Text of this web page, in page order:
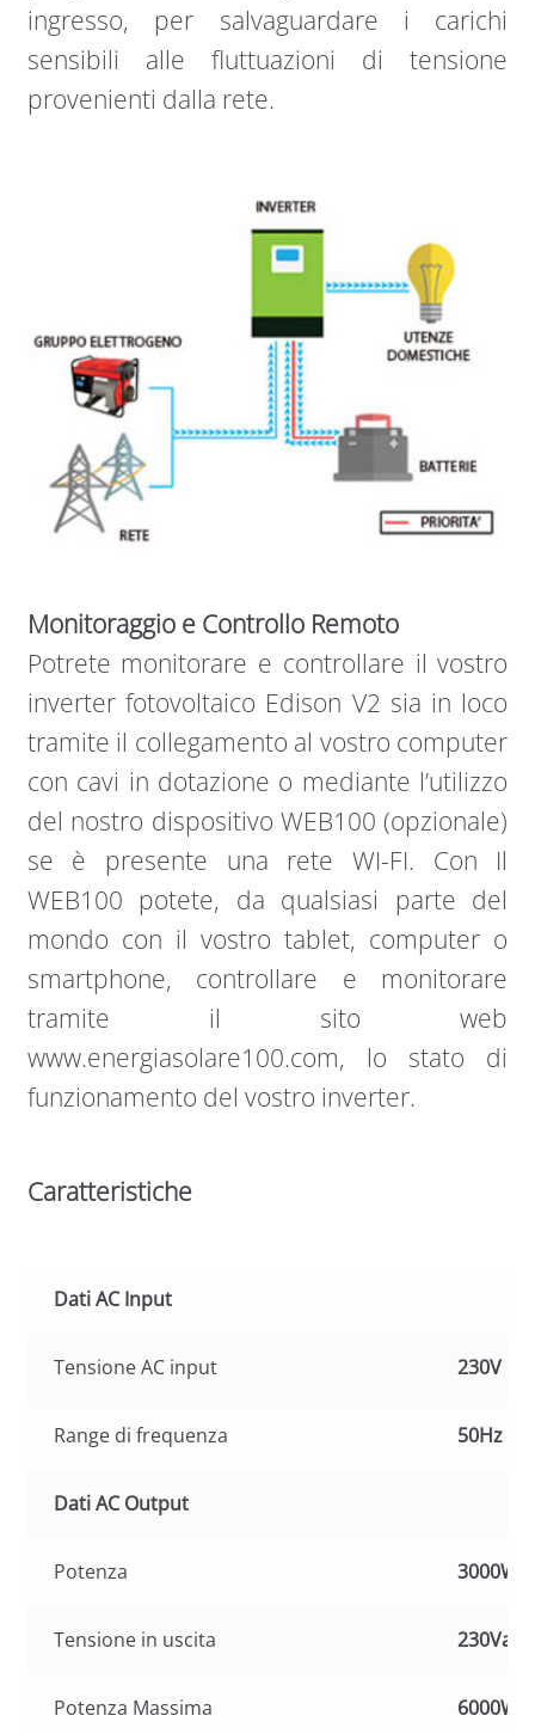
ingresso, per salvaguardare i carichi
sensibili alle fluttuazioni di tensione
provenienti dalla rete.
Monitoraggio e Controllo Remoto
Potrete monitorare e controllare il vostro
inverter fotovoltaico Edison V2 sia in loco
tramite il collegamento al vostro computer
con cavi in dotazione o mediante l’utilizzo
del nostro dispositivo WEB100 (opzionale)
se è presente una rete WI-FI. Con Il
WEB100 potete, da qualsiasi parte del
mondo con il vostro tablet, computer o
smartphone, controllare e monitorare
tramite il sito web
www.energiasolare100.com, lo stato di
funzionamento del vostro inverter.
Caratteristiche
Dati AC Input
Tensione AC input 230V
Range di frequenza 50Hz
Dati AC Output
Potenza 3000W
Tensione in uscita 230Vac
Potenza Massima 6000W